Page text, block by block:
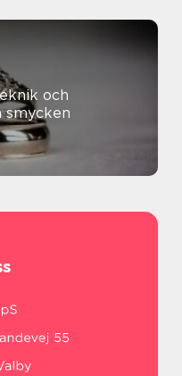
smycken